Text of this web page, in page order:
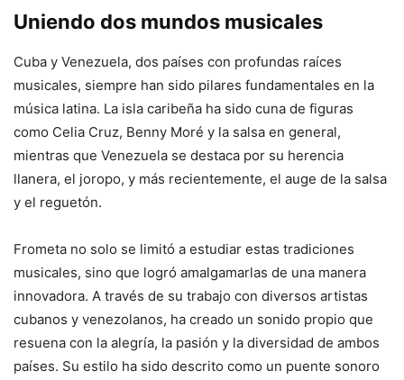
Uniendo dos mundos musicales
Cuba y Venezuela, dos países con profundas raíces
musicales, siempre han sido pilares fundamentales en la
música latina. La isla caribeña ha sido cuna de figuras
como Celia Cruz, Benny Moré y la salsa en general,
mientras que Venezuela se destaca por su herencia
llanera, el joropo, y más recientemente, el auge de la salsa
y el reguetón.
Frometa no solo se limitó a estudiar estas tradiciones
musicales, sino que logró amalgamarlas de una manera
innovadora. A través de su trabajo con diversos artistas
cubanos y venezolanos, ha creado un sonido propio que
resuena con la alegría, la pasión y la diversidad de ambos
países. Su estilo ha sido descrito como un puente sonoro